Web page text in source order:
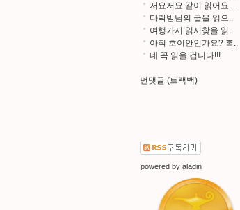
저요저요 같이 읽어요 ..
다락방님의 글을 읽으..
여행가서 읽시찾을 읽..
아직 호이안인가요? 혹..
네 꼭 읽을 겁니다!!!
먼댓글 (트랙백)
powered by aladin